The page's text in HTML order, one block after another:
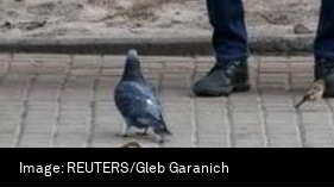
Image: REUTERS/Gleb Garanich